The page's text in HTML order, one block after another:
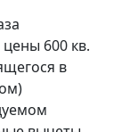
600 кв.
в